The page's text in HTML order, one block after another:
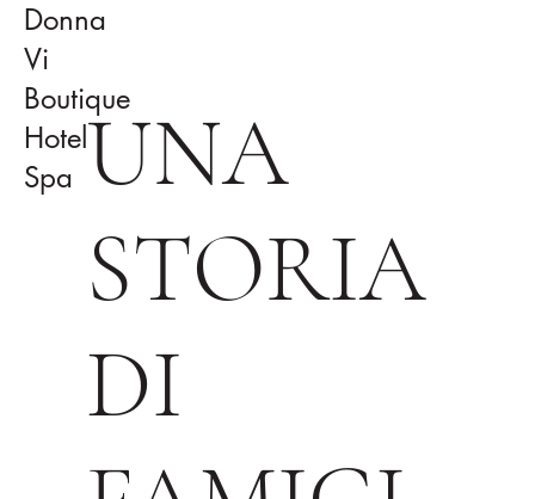
Donna
Vi
Boutique
Hotel
Spa UNA
STORIA
DI